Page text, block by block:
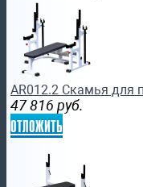
AR012.2 Скамья для
47 816 руб.
отложить